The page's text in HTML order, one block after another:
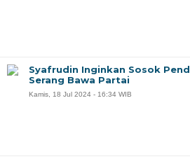
Syafrudin Inginkan Sosok
Serang Bawa Partai
Kamis, 18 Jul 2024 - 16:34 WIB